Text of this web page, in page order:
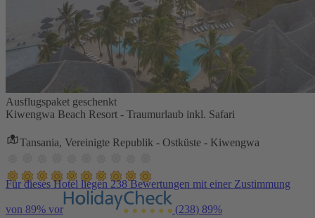
Ausflugspaket geschenkt
Kiwengwa Beach Resort - Traumurlaub inkl. Safari
Tansania, Vereinigte Republik - Ostküste - Kiwengwa
Für dieses Hotel liegen 238 Bewertungen mit einer Zustimmung
von 89% vor (238) 89%